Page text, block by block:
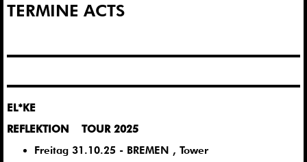
TERMINE ACTS
EL*KE
REFLEKTION TOUR 2025
Freitag 31.10.25 - BREMEN , Tower